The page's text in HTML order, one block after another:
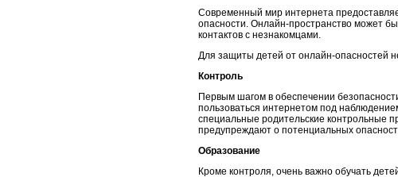
Современный мир интернета
опасности. Онлайн-пространство может
контактов с незнакомцами.
Для защиты детей от онлайн-опасностей
Контроль
Первым шагом в обеспечении
пользоваться интернетом под
специальные родительские контрольные
предупреждают о потенциальных
Образование
Кроме контроля, очень важно обучать